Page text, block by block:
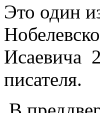
Это один
Исаевича
писателя.